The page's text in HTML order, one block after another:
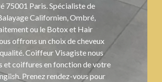
75001 Paris. Spécialiste de
Californien, Ombré,
ou le Botox et Hair
offrons un choix de cheveux
Coiffeur Visagiste nous
et coiffures en fonction de votre
Prenez rendez-vous pour